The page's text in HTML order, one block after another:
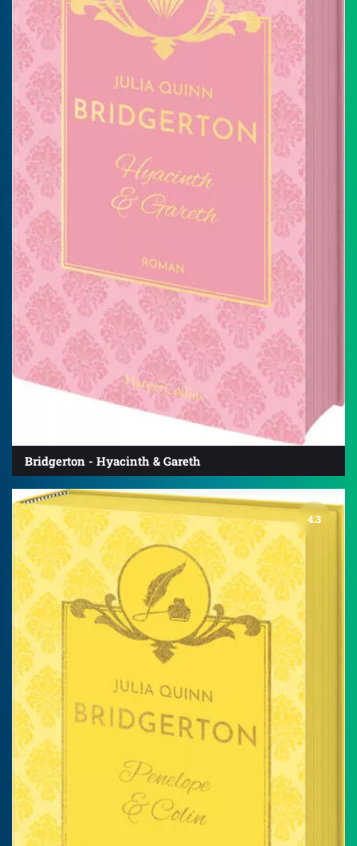
Bridgerton - Hyacinth & Gareth
4.3